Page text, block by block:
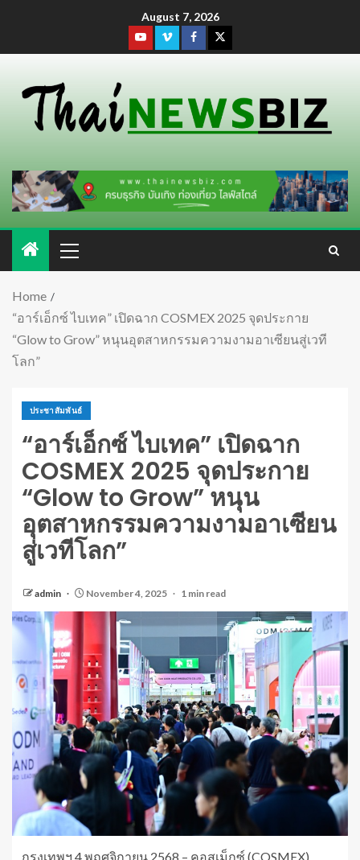
August 7, 2026
Home
“อาร์เอ็กซ์ ไบเทค” เปิดฉาก COSMEX 2025 จุดประกาย
“Glow to Grow” หนุนอุตสาหกรรมความงามอาเซียนสู่เวที
โลก”
ประชาสัมพันธ์
“อาร์เอ็กซ์ ไบเทค” เปิดฉาก
COSMEX 2025 จุดประกาย
“Glow to Grow” หนุน
อุตสาหกรรมความงามอาเซียน
สู่เวทีโลก”
admin November 4, 2025 1 min read
กรุงเทพฯ 4 พฤศจิกายน 2568 – คอสเม็กซ์ (COSMEX)